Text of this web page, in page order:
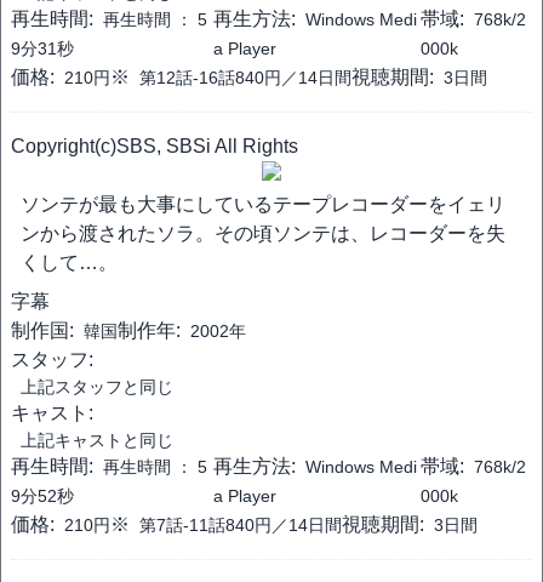
再生時間: 再生時間 ： 5
9分31秒
再生方法: Windows Medi
a Player
帯域: 768k/2
000k
価格: 210円 ※ 第12話-16話840円／14日間視聴期間: 3日間
Copyright(c)SBS, SBSi All Rights
ソンテが最も大事にしているテープレコーダーをイェリ
ンから渡されたソラ。その頃ソンテは、レコーダーを失
くして…。
字幕
制作国: 韓国制作年: 2002年
スタッフ:
上記スタッフと同じ
キャスト:
上記キャストと同じ
再生時間: 再生時間 ： 5
9分52秒
再生方法: Windows Medi
a Player
帯域: 768k/2
000k
価格: 210円 ※ 第7話-11話840円／14日間視聴期間: 3日間